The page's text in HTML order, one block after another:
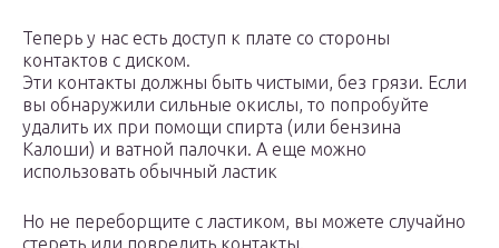
Теперь у нас есть доступ к плате со стороны
контактов с диском.
Эти контакты должны быть чистыми, без грязи. Если
вы обнаружили сильные окислы, то попробуйте
удалить их при помощи спирта (или бензина
Калоши) и ватной палочки. А еще можно
использовать обычный ластик
Но не переборщите с ластиком, вы можете случайно
стереть или повредить контакты.